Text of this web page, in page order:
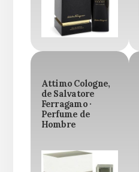
Attimo Cologne,
de Salvatore
Ferragamo ·
Perfume de
Hombre